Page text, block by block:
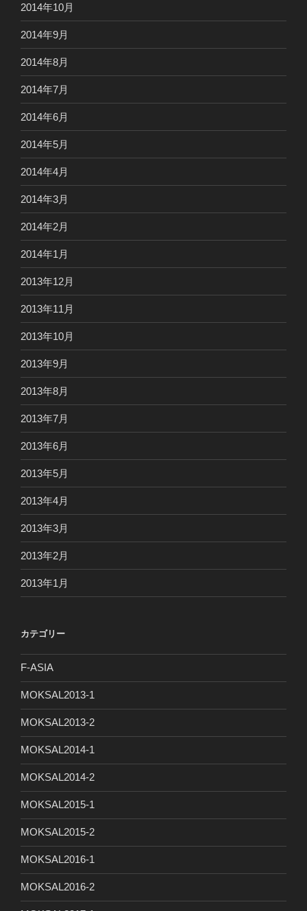
2014年10月
2014年9月
2014年8月
2014年7月
2014年6月
2014年5月
2014年4月
2014年3月
2014年2月
2014年1月
2013年12月
2013年11月
2013年10月
2013年9月
2013年8月
2013年7月
2013年6月
2013年5月
2013年4月
2013年3月
2013年2月
2013年1月
カテゴリー
F-ASIA
MOKSAL2013-1
MOKSAL2013-2
MOKSAL2014-1
MOKSAL2014-2
MOKSAL2015-1
MOKSAL2015-2
MOKSAL2016-1
MOKSAL2016-2